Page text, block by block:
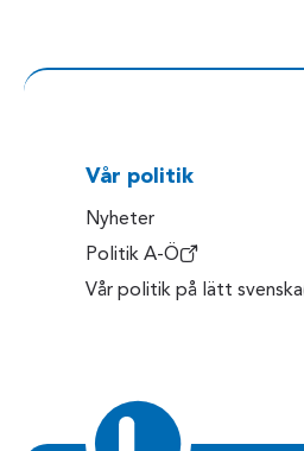
Vår politik
Nyheter
Politik A-Ö
Vår politik på lätt svenska